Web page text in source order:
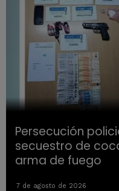
Persecución
secuestro de
arma de fuego
7 de agosto de 2026